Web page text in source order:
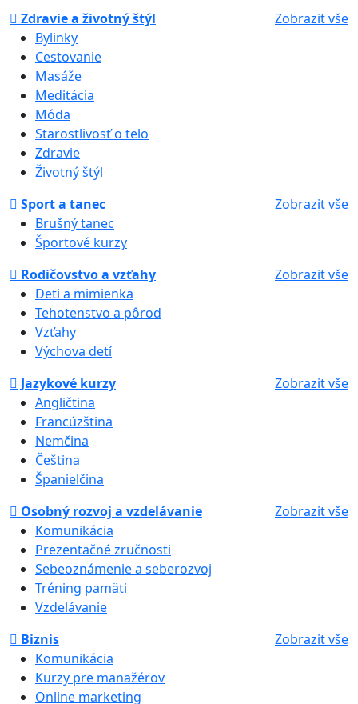
Zdravie a životný štýl
Zobrazit vše
Bylinky
Cestovanie
Masáže
Meditácia
Móda
Starostlivosť o telo
Zdravie
Životný štýl
Sport a tanec
Zobrazit vše
Brušný tanec
Športové kurzy
Rodičovstvo a vzťahy
Zobrazit vše
Deti a mimienka
Tehotenstvo a pôrod
Vzťahy
Výchova detí
Jazykové kurzy
Zobrazit vše
Angličtina
Francúzština
Nemčina
Čeština
Španielčina
Osobný rozvoj a vzdelávanie
Zobrazit vše
Komunikácia
Prezentačné zručnosti
Sebeoznámenie a seberozvoj
Tréning pamäti
Vzdelávanie
Biznis
Zobrazit vše
Komunikácia
Kurzy pre manažérov
Online marketing